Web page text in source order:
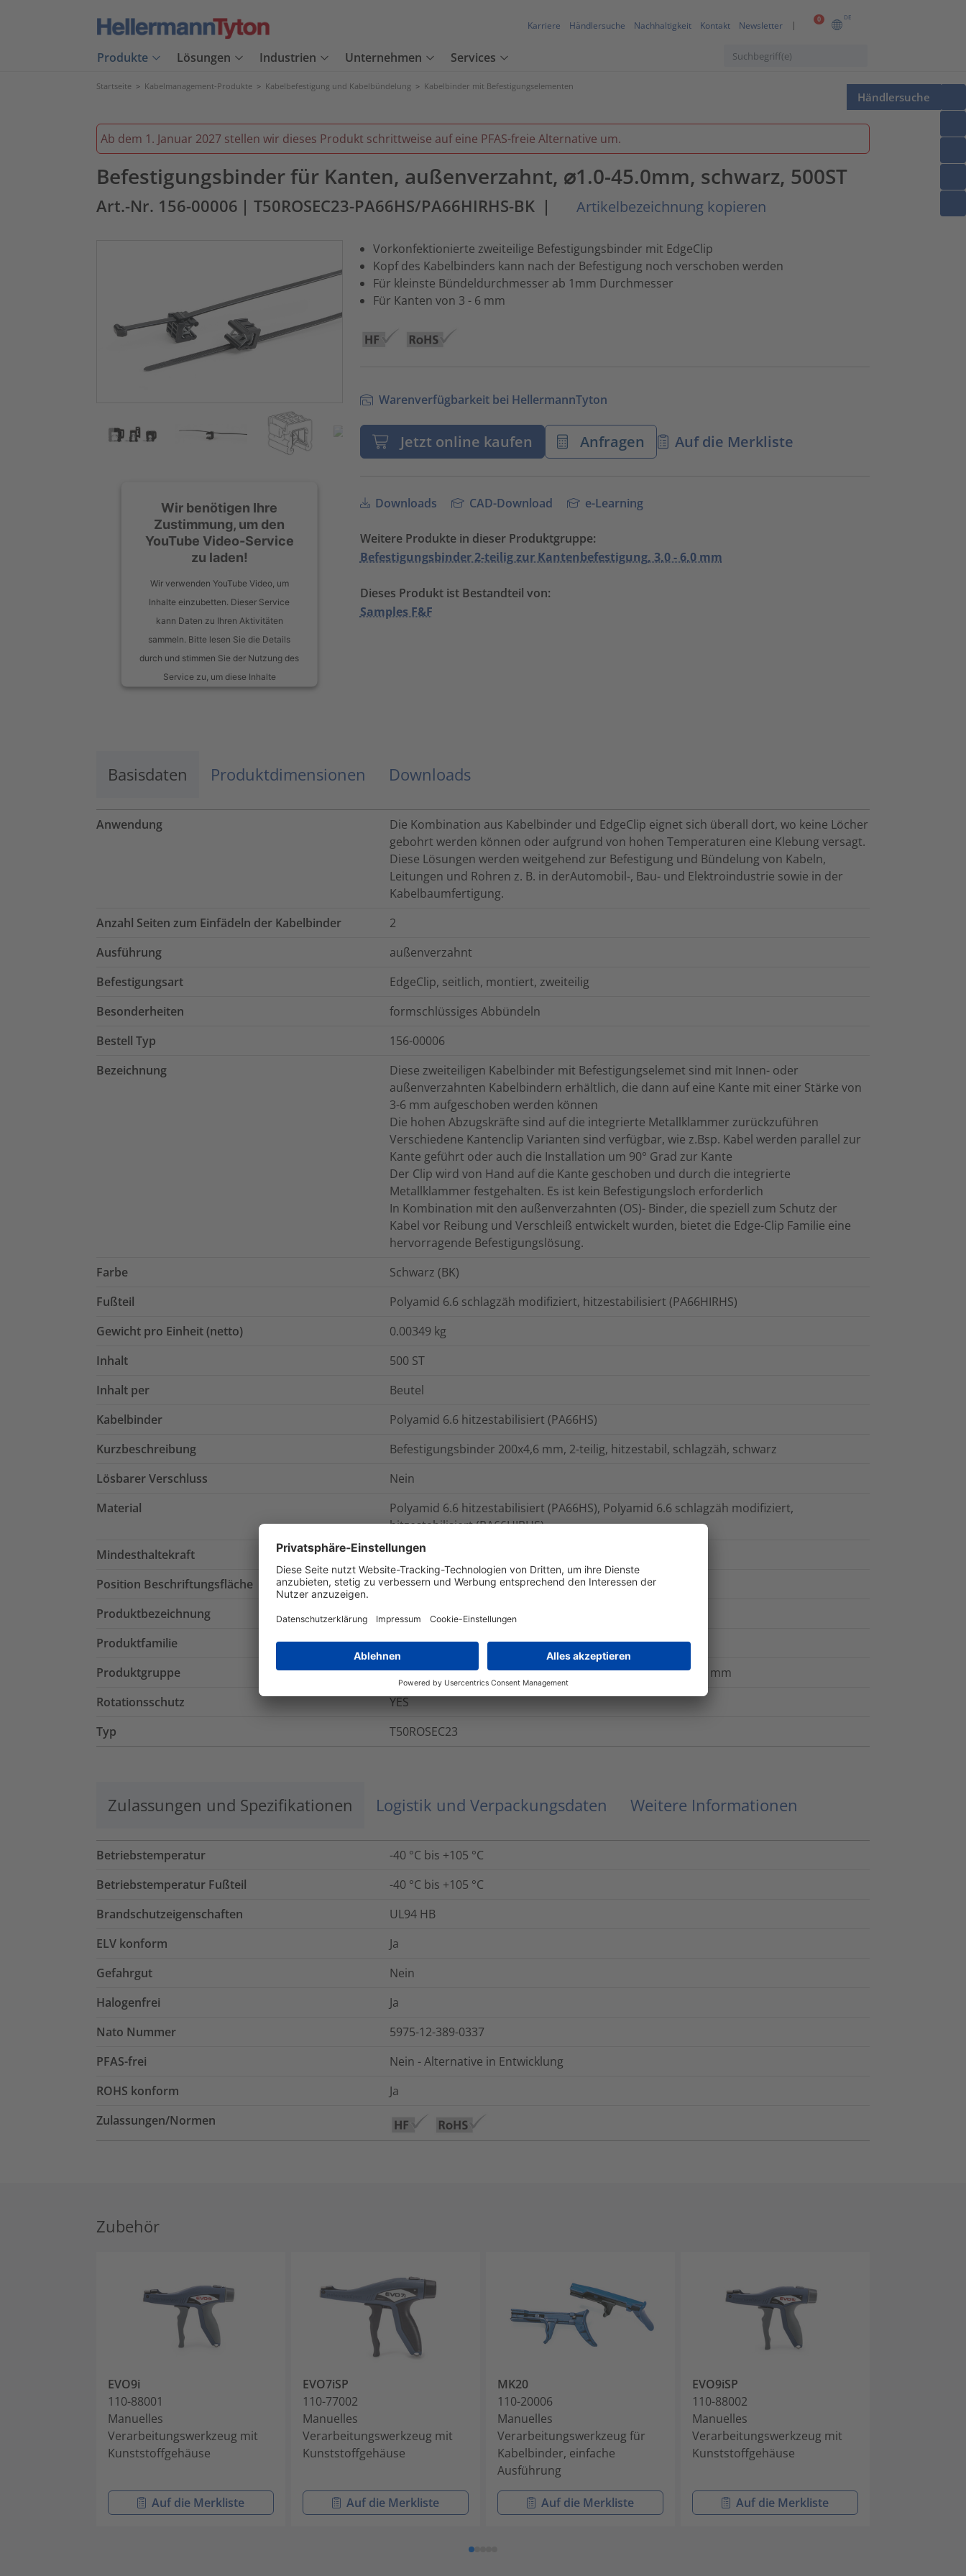
0 DE
Karriere Händlersuche Nachhaltigkeit Kontakt Newsletter
Produkte Lösungen Industrien Unternehmen Services
Händlersuche
Startseite > Kabelmanagement-Produkte > Kabelbefestigung und Kabelbündelung > Kabelbinder mit Befestigungselementen
Ab dem 1. Januar 2027 stellen wir dieses Produkt schrittweise auf eine PFAS-freie Alternative um.
Befestigungsbinder für Kanten, außenverzahnt, ⌀1.0-45.0mm, schwarz, 500ST
Art.-Nr. 156-00006 | T50ROSEC23-PA66HS/PA66HIRHS-BK | Artikelbezeichnung kopieren
Wir benötigen Ihre
Zustimmung, um den
YouTube Video-Service
zu laden!
Wir verwenden YouTube Video, um
Inhalte einzubetten. Dieser Service
kann Daten zu Ihren Aktivitäten
sammeln. Bitte lesen Sie die Details
durch und stimmen Sie der Nutzung des
Service zu, um diese Inhalte
Akzeptieren
Vorkonfektionierte zweiteilige Befestigungsbinder mit EdgeClip
Kopf des Kabelbinders kann nach der Befestigung noch verschoben werden
Für kleinste Bündeldurchmesser ab 1mm Durchmesser
Für Kanten von 3 - 6 mm
Warenverfügbarkeit bei HellermannTyton
Jetzt online kaufen Anfragen Auf die Merkliste
Downloads CAD-Download e-Learning
Weitere Produkte in dieser Produktgruppe:
Befestigungsbinder 2-teilig zur Kantenbefestigung, 3,0 - 6,0 mm
Dieses Produkt ist Bestandteil von:
Samples F&F
Basisdaten Produktdimensionen Downloads
Anwendung
Die Kombination aus Kabelbinder und EdgeClip eignet sich überall dort, wo keine Löcher
gebohrt werden können oder aufgrund von hohen Temperaturen eine Klebung versagt.
Diese Lösungen werden weitgehend zur Befestigung und Bündelung von Kabeln,
Leitungen und Rohren z. B. in derAutomobil-, Bau- und Elektroindustrie sowie in der
Kabelbaumfertigung.
Anzahl Seiten zum Einfädeln der Kabelbinder
2
Ausführung
außenverzahnt
Befestigungsart
EdgeClip, seitlich, montiert, zweiteilig
Besonderheiten
formschlüssiges Abbündeln
Bestell Typ
156-00006
Bezeichnung
Diese zweiteiligen Kabelbinder mit Befestigungselemet sind mit Innen- oder
außenverzahnten Kabelbindern erhältlich, die dann auf eine Kante mit einer Stärke von
3-6 mm aufgeschoben werden können
Die hohen Abzugskräfte sind auf die integrierte Metallklammer zurückzuführen
Verschiedene Kantenclip Varianten sind verfügbar, wie z.Bsp. Kabel werden parallel zur
Kante geführt oder auch die Installation um 90° Grad zur Kante
Der Clip wird von Hand auf die Kante geschoben und durch die integrierte
Metallklammer festgehalten. Es ist kein Befestigungsloch erforderlich
In Kombination mit den außenverzahnten (OS)- Binder, die speziell zum Schutz der
Kabel vor Reibung und Verschleiß entwickelt wurden, bietet die Edge-Clip Familie eine
hervorragende Befestigungslösung.
Farbe
Schwarz (BK)
Fußteil
Polyamid 6.6 schlagzäh modifiziert, hitzestabilisiert (PA66HIRHS)
Gewicht pro Einheit (netto)
0.00349 kg
Inhalt
500 ST
Inhalt per
Beutel
Kabelbinder
Polyamid 6.6 hitzestabilisiert (PA66HS)
Kurzbeschreibung
Befestigungsbinder 200x4,6 mm, 2-teilig, hitzestabil, schlagzäh, schwarz
Lösbarer Verschluss
Nein
Material
Polyamid 6.6 hitzestabilisiert (PA66HS), Polyamid 6.6 schlagzäh modifiziert,
hitzestabilisiert (PA66HIRHS)
Mindesthaltekraft
225 N
Position Beschriftungsfläche
ohne
Produktbezeichnung
T50ROSEC23-PA66HS/PA66HIRHS-BK
Produktfamilie
EdgeClip-Serie, 3,0 - 6,0 mm, Aufnahme seitlich
Produktgruppe
Befestigungsbinder 2-teilig zur Kantenbefestigung, 3,0 - 6,0 mm
Rotationsschutz
YES
Typ
T50ROSEC23
Zulassungen und Spezifikationen Logistik und Verpackungsdaten Weitere Informationen
Betriebstemperatur
-40 °C bis +105 °C
Betriebstemperatur Fußteil
-40 °C bis +105 °C
Brandschutzeigenschaften
UL94 HB
ELV konform
Ja
Gefahrgut
Nein
Halogenfrei
Ja
Nato Nummer
5975-12-389-0337
PFAS-frei
Nein - Alternative in Entwicklung
ROHS konform
Ja
Zulassungen/Normen
Zubehör
EVO9i
110-88001
Manuelles
Verarbeitungswerkzeug mit
Kunststoffgehäuse
Auf die Merkliste
EVO7iSP
110-77002
Manuelles
Verarbeitungswerkzeug mit
Kunststoffgehäuse
Auf die Merkliste
MK20
110-20006
Manuelles
Verarbeitungswerkzeug für
Kabelbinder, einfache
Ausführung
Auf die Merkliste
EVO9iSP
110-88002
Manuelles
Verarbeitungswerkzeug mit
Kunststoffgehäuse
Auf die Merkliste